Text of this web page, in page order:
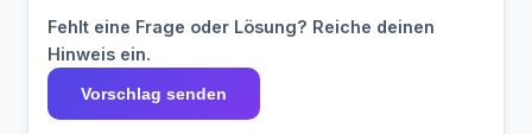
Fehlt eine Frage oder Lösung? Reiche deinen
Hinweis ein.
Vorschlag senden